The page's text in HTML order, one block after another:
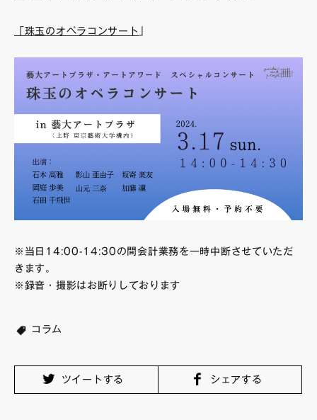
「珠玉のオペラコンサート
※当日14:00-14:30の間会計業務を一時中断させていただ
きます。
※録音・撮影はお断りしております
コラム
ツイートする シェアする